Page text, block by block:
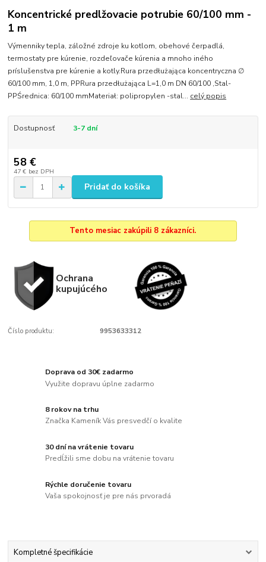
Koncentrické predlžovacie potrubie 60/100 mm -
1 m
Výmenniky tepla, záložné zdroje ku kotlom, obehové čerpadlá,
termostaty pre kúrenie, rozdeľovače kúrenia a mnoho iného
príslušenstva pre kúrenie a kotly.Rura przedłużająca koncentryczna ∅
60/100 mm, 1,0 m, PPRura przedłużająca L=1,0 m DN 60/100 ,Stal-
PPŚrednica: 60/100 mmMateriał: polipropylen -stal... celý popis
Dostupnosť 3-7 dní
58 €
47 € bez DPH
Pridať do košíka
Tento mesiac zakúpili 8 zákazníci.
Ochrana
kupujúcého
Číslo produktu: 9953633312
Doprava od 30€ zadarmo
Využite dopravu úplne zadarmo
8 rokov na trhu
Značka Kameník Vás presvedčí o kvalite
30 dní na vrátenie tovaru
Predĺžili sme dobu na vrátenie tovaru
Rýchle doručenie tovaru
Vaša spokojnosť je pre nás prvoradá
Kompletné špecifikácie